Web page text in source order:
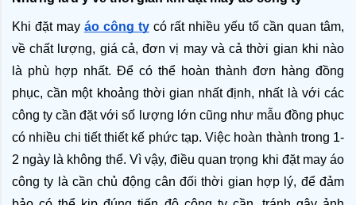
Khi đặt may áo công ty có rất nhiều yếu tố cần quan tâm,
về chất lượng, giá cả, đơn vị may và cả thời gian khi nào
là phù hợp nhất. Để có thể hoàn thành đơn hàng đồng
phục, cần một khoảng thời gian nhất định, nhất là với các
công ty cần đặt với số lượng lớn cũng như mẫu đồng phục
có nhiều chi tiết thiết kế phức tạp. Việc hoàn thành trong 1-
2 ngày là không thể. Vì vậy, điều quan trọng khi đặt may áo
công ty là cần chủ động cân đối thời gian hợp lý, để đảm